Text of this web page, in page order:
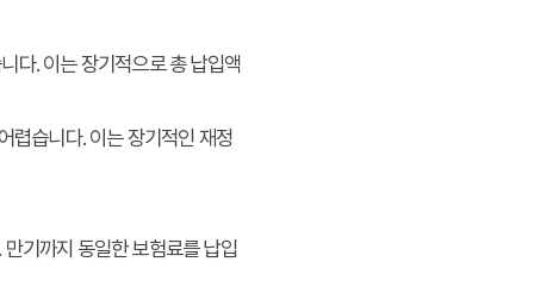
다. 이는 장기적으로 총 납입액
렵습니다. 이는 장기적인 재정
기까지 동일한 보험료를 납입